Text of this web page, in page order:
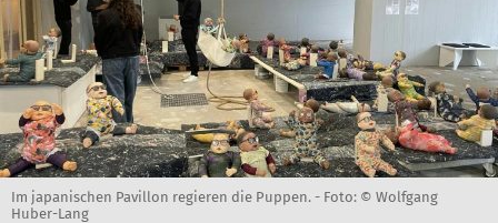
Im japanischen Pavillon regieren die Puppen. - Foto: © Wolfgang
Huber-Lang